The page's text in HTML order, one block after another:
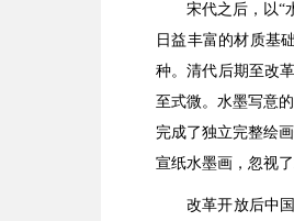
宋代之后，以“
日益丰富的材质基
种。清代后期至改
至式微。水墨写意
完成了独立完整绘
宣纸水墨画，忽视
改革开放后中